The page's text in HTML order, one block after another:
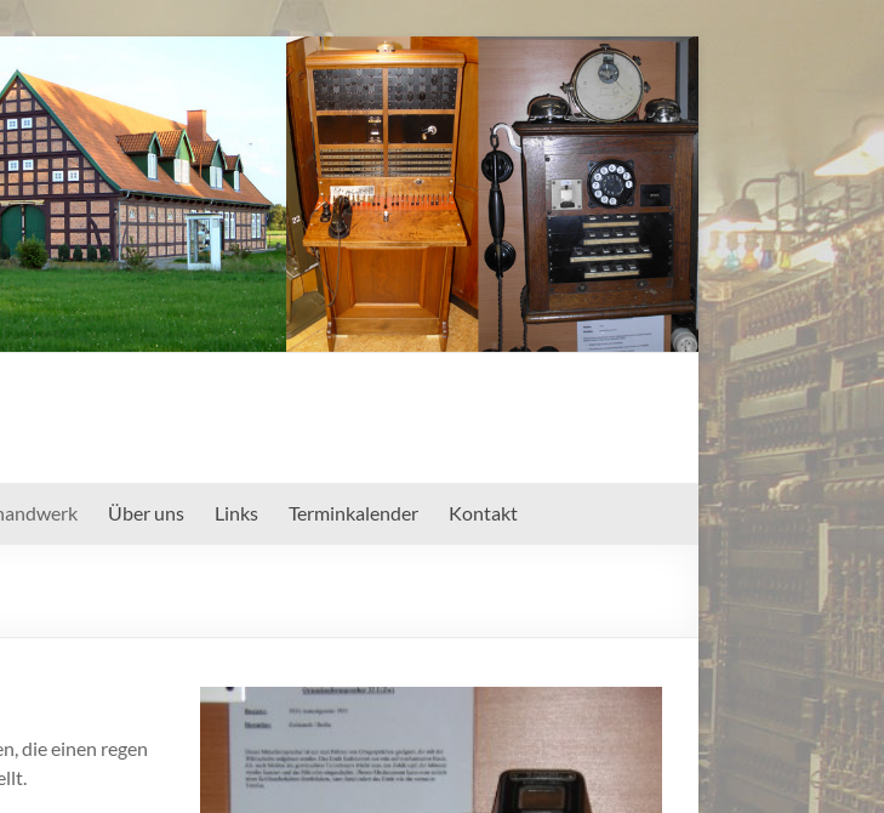
Über uns Links Terminkalender Kontakt
die einen regen